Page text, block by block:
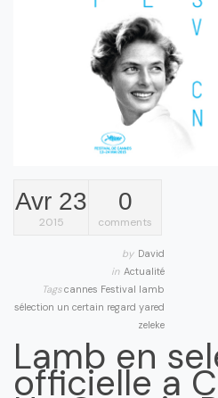
Avr 23
2015
0
comments
by David
in Actualité
Tagscannes Festival lamb
sélection un certain regard yared
zeleke
Lamb en
officielle a